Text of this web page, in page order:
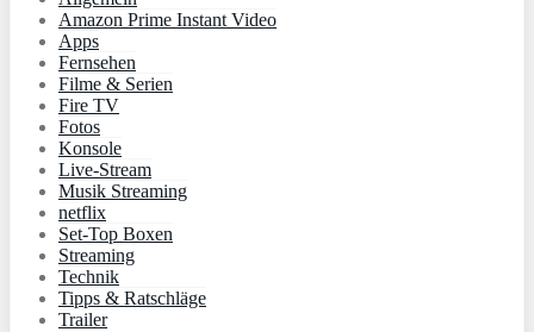
Amazon Prime Instant Video
Apps
Fernsehen
Filme & Serien
Fire TV
Fotos
Konsole
Live-Stream
Musik Streaming
netflix
Set-Top Boxen
Streaming
Technik
Tipps & Ratschläge
Trailer